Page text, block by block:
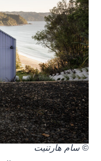
© سام هارتنيت